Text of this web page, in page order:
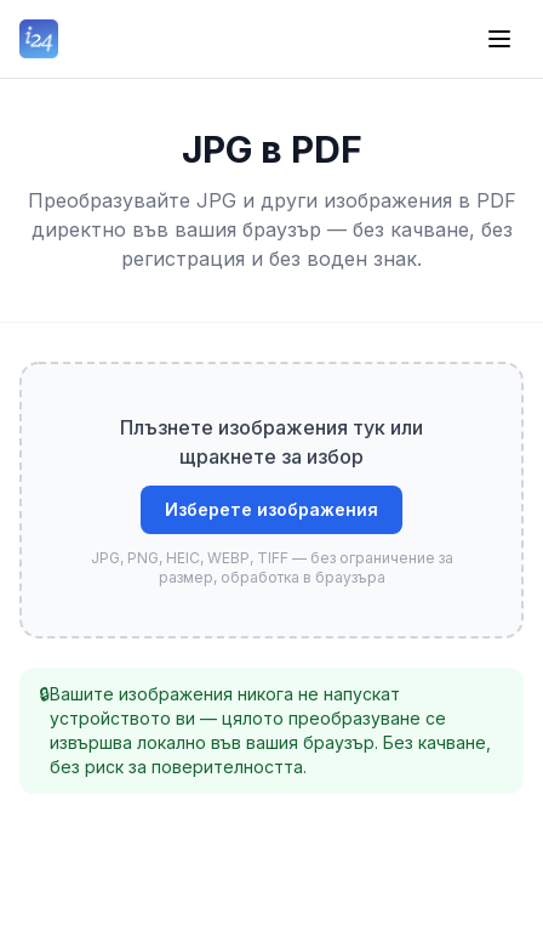
JPG в PDF
Преобразувайте JPG и други изображения в PDF
директно във вашия браузър — без качване, без
регистрация и без воден знак.
Плъзнете изображения тук или
щракнете за избор
Изберете изображения
JPG, PNG, HEIC, WEBP, TIFF — без ограничение за
размер, обработка в браузъра
🔒Вашите изображения никога не напускат
устройството ви — цялото преобразуване се
извършва локално във вашия браузър. Без качване,
без риск за поверителността.